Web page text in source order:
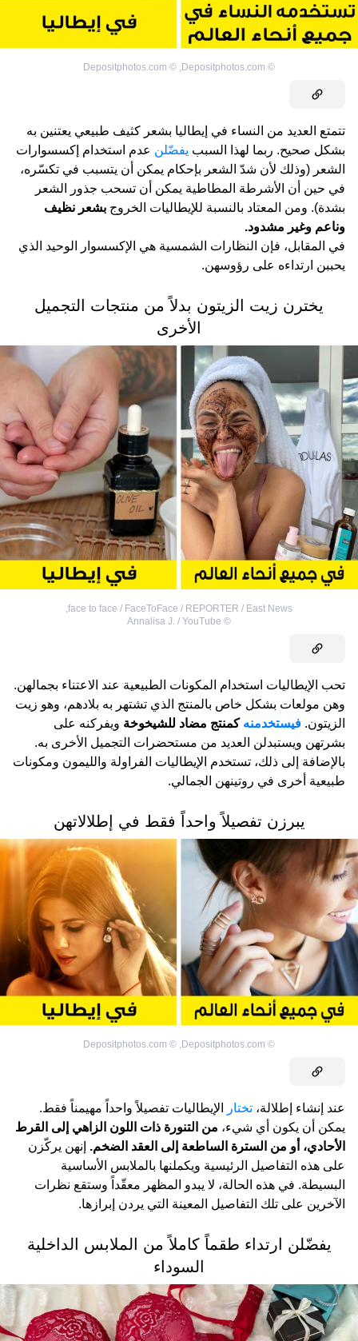
©
Depositphotos.com
,
©
Depositphotos.com
تتمتع العديد من النساء في إيطاليا بشعر كثيف طبيعي يعتنين به
بشكل صحيح. ربما لهذا السبب يفضّلن عدم استخدام إكسسوارات
الشعر (وذلك لأن شدّ الشعر بإحكام يمكن أن يتسبب في تكسّره،
في حين أن الأشرطة المطاطية يمكن أن تسحب جذور الشعر
بشدة). ومن المعتاد بالنسبة للإيطاليات الخروج بشعر نظيف
وناعم وغير مشدود.
في المقابل، فإن النظارات الشمسية هي الإكسسوار الوحيد الذي
يحببن ارتداءه على رؤوسهن.
يخترن زيت الزيتون بدلاً من منتجات التجميل
الأخرى
face to face / FaceToFace / REPORTER / East News
,
©
Annalisa J. / YouTube
تحب الإيطاليات استخدام المكونات الطبيعية عند الاعتناء بجمالهن.
وهن مولعات بشكل خاص بالمنتج الذي تشتهر به بلادهم، وهو زيت
الزيتون. فيستخدمنهكمنتج مضاد للشيخوخة ويفركنه على
بشرتهن ويستبدلن العديد من مستحضرات التجميل الأخرى به.
بالإضافة إلى ذلك، تستخدم الإيطاليات الفراولة والليمون ومكونات
طبيعية أخرى في روتينهن الجمالي.
يبرزن تفصيلاً واحداً فقط في إطلالاتهن
©
Depositphotos.com
,
©
Depositphotos.com
عند إنشاء إطلالة، تختار
الإيطاليات تفصيلاً واحداً مهيمناً فقط.
يمكن أن يكون أي شيء، من التنورة ذات اللون الزاهي إلى القرط
الأحادي، أو من السترة الساطعة إلى العقد الضخم. إنهن يركّزن
على هذه التفاصيل الرئيسية ويكملنها بالملابس الأساسية
البسيطة. في هذه الحالة، لا يبدو المظهر معقّداً وستقع نظرات
الآخرين على تلك التفاصيل المعينة التي يردن إبرازها.
يفضّلن ارتداء طقماً كاملاً من الملابس الداخلية
السوداء